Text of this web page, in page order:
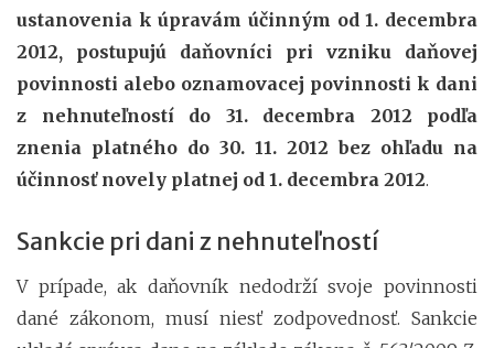
ustanovenia k úpravám účinným od 1. decembra
2012, postupujú daňovníci pri vzniku daňovej
povinnosti alebo oznamovacej povinnosti k dani
z nehnuteľností do 31. decembra 2012 podľa
znenia platného do 30. 11. 2012 bez ohľadu na
účinnosť novely platnej od 1. decembra 2012.
Sankcie pri dani z nehnuteľností
V prípade, ak daňovník nedodrží svoje povinnosti
dané zákonom, musí niesť zodpovednosť. Sankcie